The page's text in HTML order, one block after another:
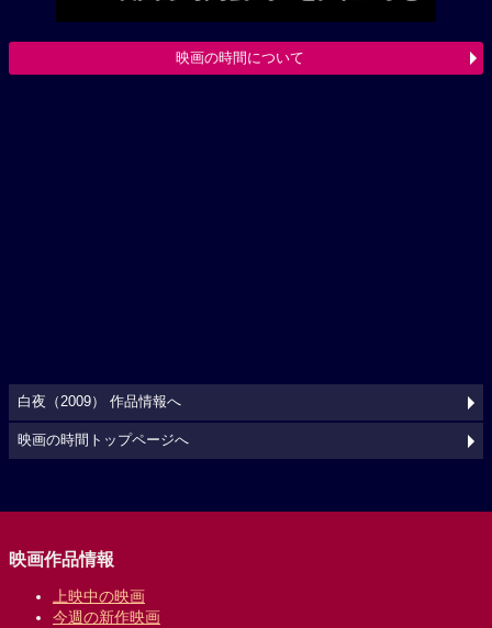
映画の時間について
白夜（2009） 作品情報へ
映画の時間トップページへ
映画作品情報
上映中の映画
今週の新作映画